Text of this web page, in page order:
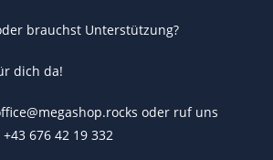
brauchst Unterstützung?
dich da!
oder ruf uns
676 42 19 332